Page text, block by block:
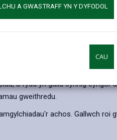
A GWASTRAFF YN Y DYFODOL
CAU
amdano yn ôl. Os ydych chi'n
arfer yn arwain at bla parhaus
neu beidio, wrth iddyn
neu'n gofyn am gymryd unrhyw
a fydd yn gallu cynnig cyngor
gweithredu.
achos. Gallwch roi